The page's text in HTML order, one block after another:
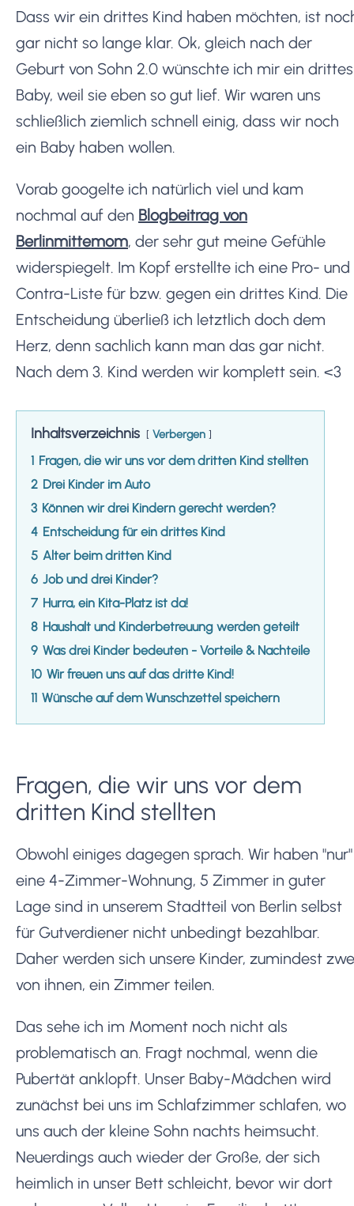
Dass wir ein drittes Kind haben möchten, ist
gar nicht so lange klar. Ok, gleich nach der
Geburt von Sohn 2.0 wünschte ich mir ein drittes
Baby, weil sie eben so gut lief. Wir waren uns
schließlich ziemlich schnell einig, dass wir noch
ein Baby haben wollen.
Vorab googelte ich natürlich viel und kam
nochmal auf den Blogbeitrag von
Berlinmittemom, der sehr gut meine Gefühle
widerspiegelt. Im Kopf erstellte ich eine Pro- und
Contra-Liste für bzw. gegen ein drittes Kind. Die
Entscheidung überließ ich letztlich doch dem
Herz, denn sachlich kann man das gar nicht.
Nach dem 3. Kind werden wir komplett sein. <3
Inhaltsverzeichnis Verbergen
1 Fragen, die wir uns vor dem dritten Kind stellten
2 Drei Kinder im Auto
3 Können wir drei Kindern gerecht werden?
4 Entscheidung für ein drittes Kind
5 Alter beim dritten Kind
6 Job und drei Kinder?
7 Hurra, ein Kita-Platz ist da!
8 Haushalt und Kinderbetreuung werden geteilt
9 Was drei Kinder bedeuten - Vorteile & Nachteile
10 Wir freuen uns auf das dritte Kind!
11 Wünsche auf dem Wunschzettel speichern
Fragen, die wir uns vor dem
dritten Kind stellten
Obwohl einiges dagegen sprach. Wir haben "nur"
eine 4-Zimmer-Wohnung, 5 Zimmer in guter
Lage sind in unserem Stadtteil von Berlin selbst
für Gutverdiener nicht unbedingt bezahlbar.
Daher werden sich unsere Kinder, zumindest
von ihnen, ein Zimmer teilen.
Das sehe ich im Moment noch nicht als
problematisch an. Fragt nochmal, wenn die
Pubertät anklopft. Unser Baby-Mädchen wird
zunächst bei uns im Schlafzimmer schlafen, wo
uns auch der kleine Sohn nachts heimsucht.
Neuerdings auch wieder der Große, der sich
heimlich in unser Bett schleicht, bevor wir dort